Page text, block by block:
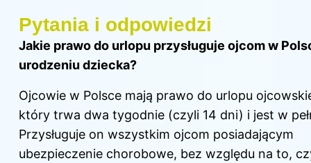
Pytania i odpowiedzi
Jakie prawo do urlopu przysługuje ojcom w
urodzeniu dziecka?
Ojcowie w Polsce mają prawo do urlopu
który trwa dwa tygodnie (czyli 14 dni) i jest w
Przysługuje on wszystkim ojcom posiadającym
ubezpieczenie chorobowe, bez względu na to,